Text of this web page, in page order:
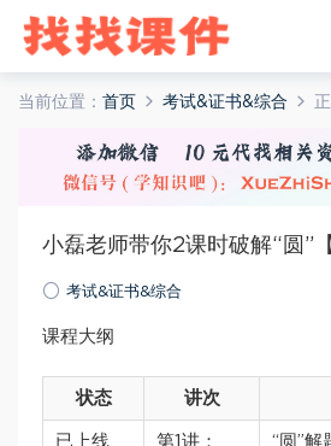
当前位置： 首页 考试&证书&综合
小磊老师带你2课时破解“圆”
考试&证书&综合
课程大纲
状态 讲次
已上线 第1讲： “圆”解